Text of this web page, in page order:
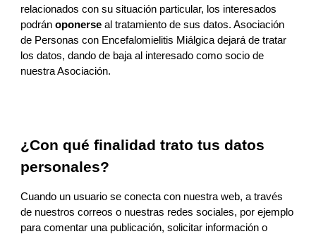
relacionados con su situación particular, los interesados
podrán oponerse al tratamiento de sus datos. Asociación
de Personas con Encefalomielitis Miálgica dejará de tratar
los datos, dando de baja al interesado como socio de
nuestra Asociación.
¿Con qué finalidad trato tus datos
personales?
Cuando un usuario se conecta con nuestra web, a través
de nuestros correos o nuestras redes sociales, por ejemplo
para comentar una publicación, solicitar información o